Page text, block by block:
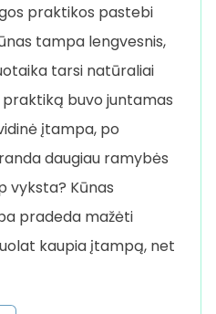
praktikos pastebi
tampa lengvesnis,
tarsi natūraliai
buvo juntamas
įtampa, po
daugiau ramybės
vyksta? Kūnas
pradeda mažėti
kaupia įtampą, net